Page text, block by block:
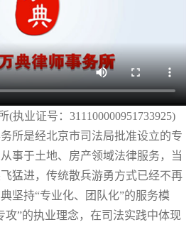
业证号：311100000951733925)
所是经北京市司法局批准设立的专
事于土地、房产领域法律服务，当
猛进，传统散兵游勇方式已经不再
坚持“专业化、团队化”的服务模
攻”的执业理念，在司法实践中体现